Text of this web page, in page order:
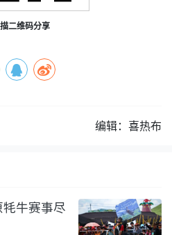
二维码分享
编辑：喜热布
牛赛事尽